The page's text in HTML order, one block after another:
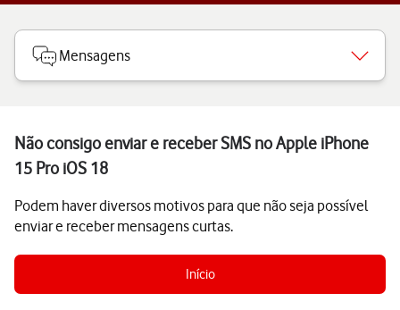
Mensagens
Não consigo enviar e receber SMS no Apple iPhone
15 Pro iOS 18
Podem haver diversos motivos para que não seja possível
enviar e receber mensagens curtas.
Início